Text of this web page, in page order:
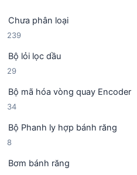
Chưa phân loại
2392
9
n
ẩ
Bộ lỏi lọc dầu
292
s
ả
p
m
Bộ mã hóa vòng quay Encoder
343
s
p
Bộ Phanh ly hợp bánh răng
88
ả
Bơm bánh răng